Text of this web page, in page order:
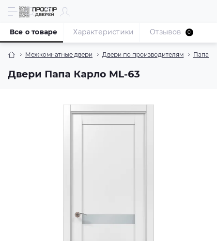
Межкомнатные двери Двери по производителям Папа
Двери Папа Карло ML-63
Все о товаре Характеристики Отзывов 0